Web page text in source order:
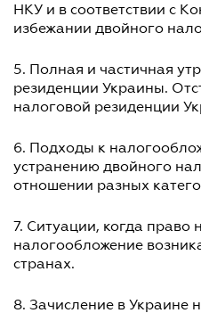
НКУ и в соответствии с
избежании двойного
5. Полная и частичная
резиденции Украины.
налоговой резиденции
6. Подходы к
устранению двойного
отношении разных
7. Ситуации, когда право
налогообложение
странах.
8. Зачисление в Украине